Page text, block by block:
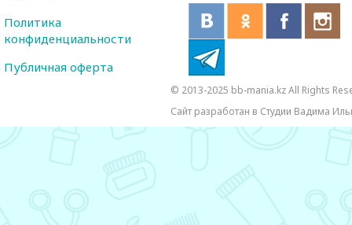
Политика
конфиденциальности
Публичная оферта
© 2013-2025 bb-mania.kz All Rights
Сайт разработан в Студии Вадима